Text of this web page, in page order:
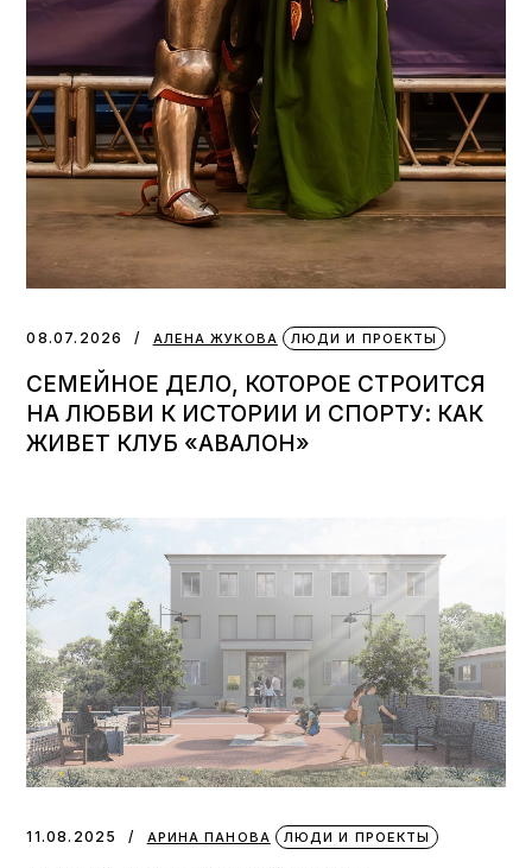
08.07.2026 АЛЕНА ЖУКОВА ЛЮДИ И ПРОЕКТЫ
СЕМЕЙНОЕ ДЕЛО, КОТОРОЕ СТРОИТСЯ
НА ЛЮБВИ К ИСТОРИИ И СПОРТУ: КАК
ЖИВЕТ КЛУБ «АВАЛОН»
11.08.2025 АРИНА ПАНОВА ЛЮДИ И ПРОЕКТЫ